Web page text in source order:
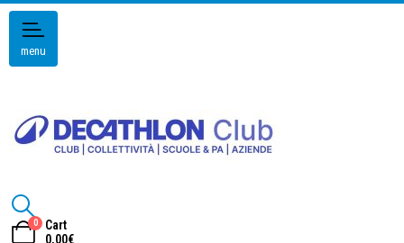
menu
0
Cart
0,00€